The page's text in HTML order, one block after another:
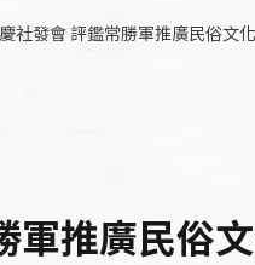
社發會 評鑑常勝軍推廣民俗文
軍推廣民俗